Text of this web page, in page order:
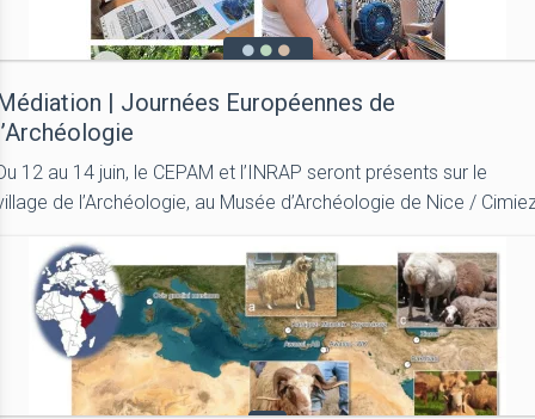
| Journées Européennes de
12 au 14 juin, le CEPAM et l’INRAP seront présents sur le
de l’Archéologie, au Musée d’Archéologie de Nice /